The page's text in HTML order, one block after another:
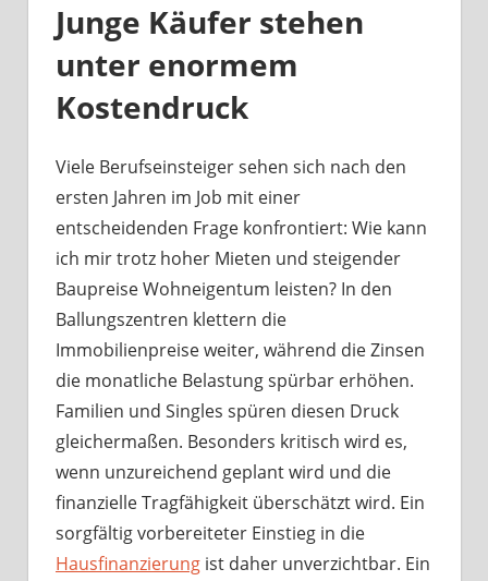
Junge Käufer stehen
unter enormem
Kostendruck
Viele Berufseinsteiger sehen sich nach den
ersten Jahren im Job mit einer
entscheidenden Frage konfrontiert: Wie kann
ich mir trotz hoher Mieten und steigender
Baupreise Wohneigentum leisten? In den
Ballungszentren klettern die
Immobilienpreise weiter, während die Zinsen
die monatliche Belastung spürbar erhöhen.
Familien und Singles spüren diesen Druck
gleichermaßen. Besonders kritisch wird es,
wenn unzureichend geplant wird und die
finanzielle Tragfähigkeit überschätzt wird. Ein
sorgfältig vorbereiteter Einstieg in die
Hausfinanzierung ist daher unverzichtbar. Ein